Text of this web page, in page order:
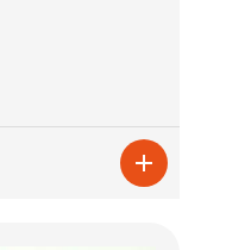
